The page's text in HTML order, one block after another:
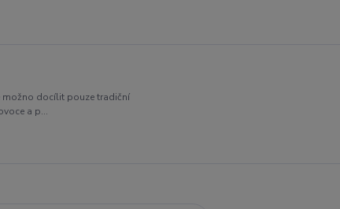
možno docílit pouze tradiční
a p...